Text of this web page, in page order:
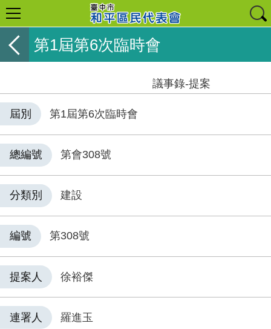
第1屆第6次臨時會
議事錄-提案
屆別 第1屆第6次臨時會
總編號 第會308號
分類別 建設
編號 第308號
提案人 徐裕傑
連署人
羅進玉